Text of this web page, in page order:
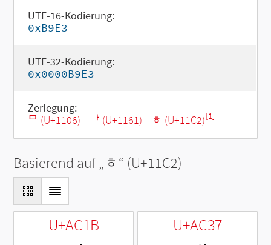
UTF-16-Kodierung:
0xB9E3
UTF-32-Kodierung:
0x0000B9E3
Zerlegung:
ᄆ (U+1106) - ᅡ (U+1161) - ᇂ (U+11C2)[1]
Basierend auf „ ᇂ “ (U+11C2)
U+AC1B U+AC37